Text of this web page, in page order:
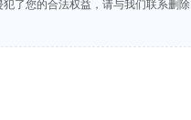
了您的合法权益，请与我们联系删除